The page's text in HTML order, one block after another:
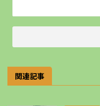
関連記事